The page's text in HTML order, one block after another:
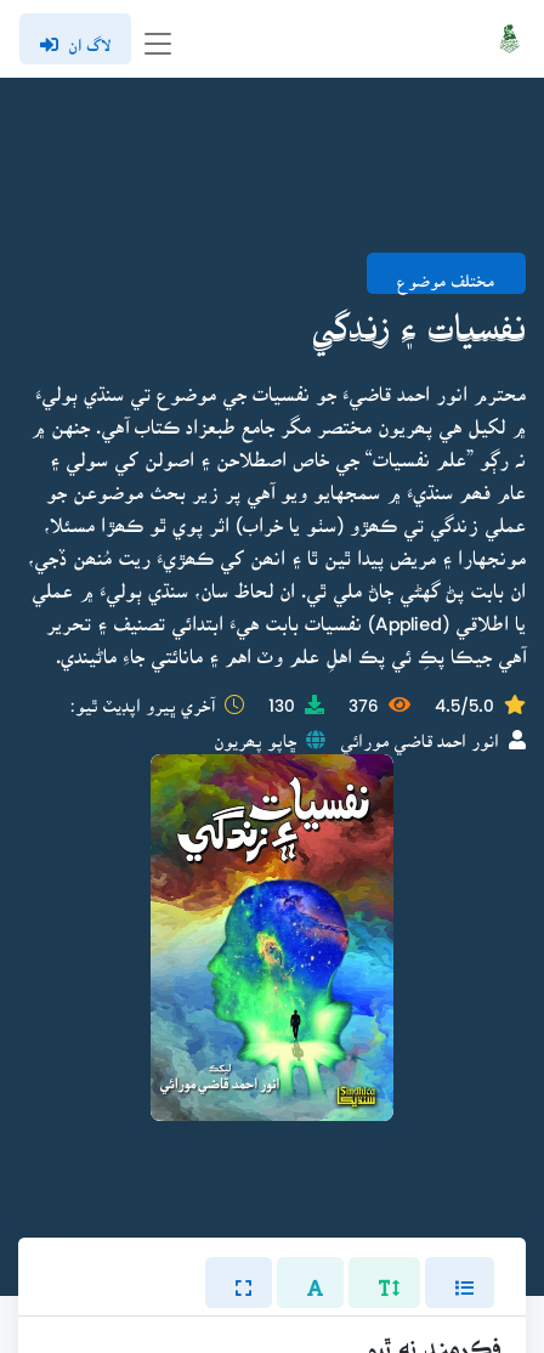
لاگ ان
مختلف موضوع
نـفسيات ۽ زنـدگي
محترم انور احمد قاضيءَ جو نفسيات جي موضوع تي سنڌي ٻوليءَ
۾ لکيل هي پھريون مختصر مگر جامع طبعزاد ڪتاب آهي. جنهن ۾
نہ رڳو ”علم نفسيات“ جي خاص اصطلاحن ۽ اصولن کي سولي ۽
عام فھم سنڌيءَ ۾ سمجهايو ويو آهي پر زير بحث موضوعن جو
عملي زندگي تي ڪھڙو (سٺو يا خراب) اثر پوي ٿو ڪھڙا مسئلا،
مونجهارا ۽ مريض پيدا ٿين ٿا ۽ انھن کي ڪھڙيءَ ريت مُنھن ڏجي،
ان بابت پڻ گهڻي ڄاڻ ملي ٿي. ان لحاظ سان، سنڌي ٻوليءَ ۾ عملي
يا اطلاقي (Applied) نفسيات بابت هيءَ ابتدائي تصنيف ۽ تحرير
آهي جيڪا پڪِ ئي پڪ اهلِ علم وٽ اهم ۽ مانائتي جاءِ ماڻيندي.
4.5/5.0
376
130 آخري ڀيرو اپڊيٽ ٿيو:
انور احمد قاضي مورائي ڇاپو پھريون